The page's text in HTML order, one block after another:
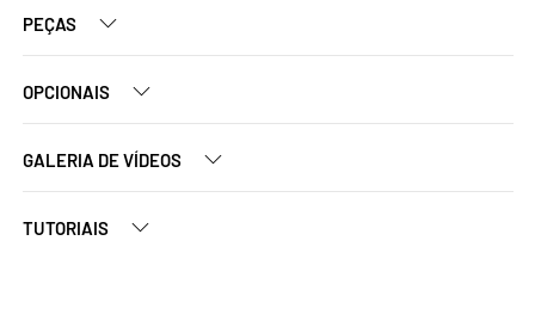
PEÇAS
OPCIONAIS
GALERIA DE VÍDEOS
TUTORIAIS